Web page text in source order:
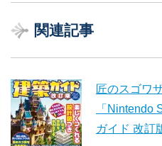
関連記事
匠のスゴワ
「Nintendo
ガイド 改訂